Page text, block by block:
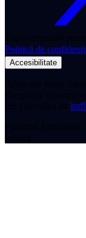
Politică de
Accesibilitate